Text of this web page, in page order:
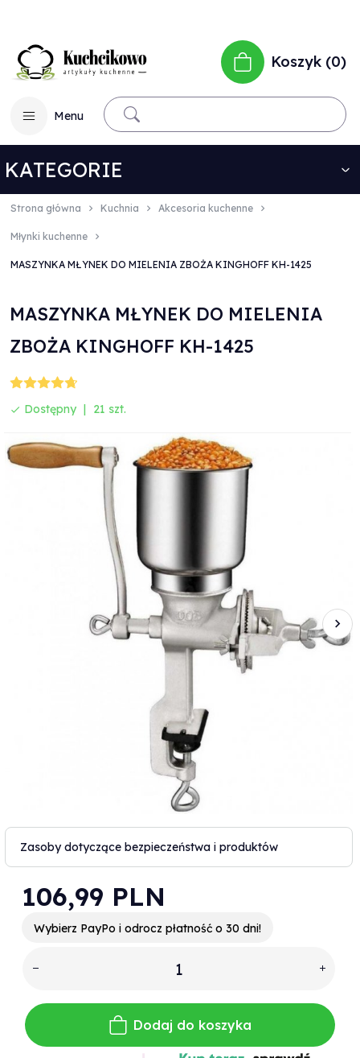
Menu
Koszyk 0
KATEGORIE
Strona główna Kuchnia Akcesoria kuchenne
Młynki kuchenne
MASZYNKA MŁYNEK DO MIELENIA ZBOŻA KINGHOFF KH-1425
MASZYNKA MŁYNEK DO MIELENIA
ZBOŻA KINGHOFF KH-1425
Dostępny 21 szt.
Zasoby dotyczące bezpieczeństwa i produktów
106,99 PLN
Wybierz PayPo i odrocz płatność o 30 dni!
Dodaj do koszyka